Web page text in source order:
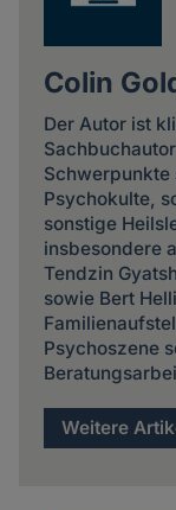
Colin
Der Autor ist
Schwerpunkte
Psychokulte,
sonstige
insbesondere
Tendzin
sowie Bert
Psychoszene
Weitere